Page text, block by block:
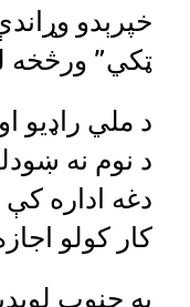
خپرېدو
ټکي”
د ملي راډیو
د نوم نه
دغه اداره کې
کار کولو
په جنوب